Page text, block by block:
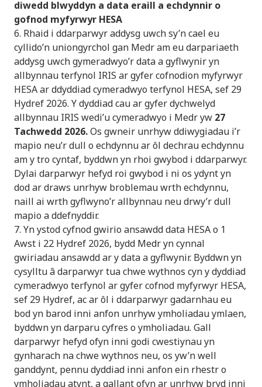
diwedd blwyddyn a data eraill a echdynnir o
gofnod myfyrwyr HESA
6. Rhaid i ddarparwyr addysg uwch sy’n cael eu
cyllido’n uniongyrchol gan Medr am eu darpariaeth
addysg uwch gymeradwyo’r data a gyflwynir yn
allbynnau terfynol IRIS ar gyfer cofnodion myfyrwyr
HESA ar ddyddiad cymeradwyo terfynol HESA, sef 29
Hydref 2026. Y dyddiad cau ar gyfer dychwelyd
allbynnau IRIS wedi’u cymeradwyo i Medr yw 27
Tachwedd 2026.Os gwneir unrhyw ddiwygiadau i’r
mapio neu’r dull o echdynnu ar ôl dechrau echdynnu
am y tro cyntaf, byddwn yn rhoi gwybod i ddarparwyr.
Dylai darparwyr hefyd roi gwybod i ni os ydynt yn
dod ar draws unrhyw broblemau wrth echdynnu,
naill ai wrth gyflwyno’r allbynnau neu drwy’r dull
mapio a ddefnyddir.
7. Yn ystod cyfnod gwirio ansawdd data HESA o 1
Awst i 22 Hydref 2026, bydd Medr yn cynnal
gwiriadau ansawdd ar y data a gyflwynir. Byddwn yn
cysylltu â darparwyr tua chwe wythnos cyn y dyddiad
cymeradwyo terfynol ar gyfer cofnod myfyrwyr HESA,
sef 29 Hydref, ac ar ôl i ddarparwyr gadarnhau eu
bod yn barod inni anfon unrhyw ymholiadau ymlaen,
byddwn yn darparu cyfres o ymholiadau. Gall
darparwyr hefyd ofyn inni godi cwestiynau yn
gynharach na chwe wythnos neu, os yw’n well
ganddynt, pennu dyddiad inni anfon ein rhestr o
ymholiadau atynt, a gallant ofyn ar unrhyw bryd inni